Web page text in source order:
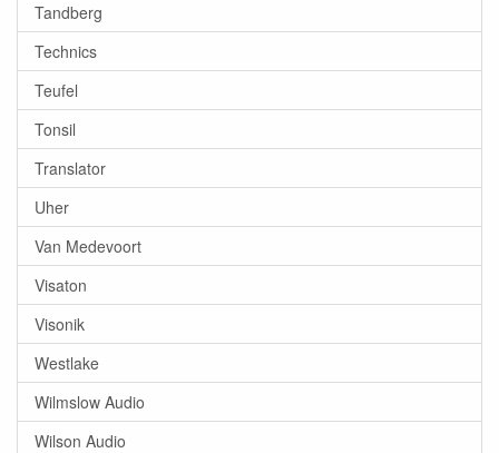
Tandberg
Technics
Teufel
Tonsil
Translator
Uher
Van Medevoort
Visaton
Visonik
Westlake
Wilmslow Audio
Wilson Audio